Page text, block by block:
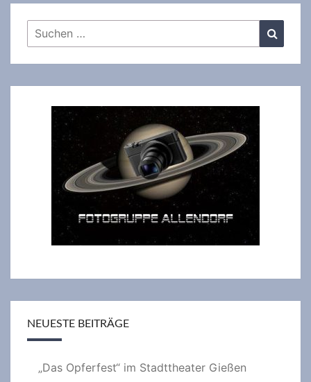
Suchen
nach:
NEUESTE BEITRÄGE
„Das Opferfest“ im Stadttheater Gießen